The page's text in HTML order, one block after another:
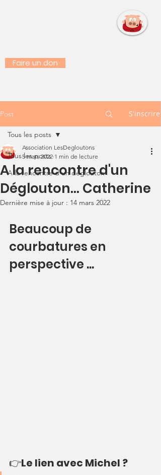
Faire un don
Post S'inscrire
Tous les posts
A la rencontre d'un déglouton
Tous les posts
A la rencontre d'un
Déglouton... Catherine
Association LesDegloutons
5 mars 2022 1 min de lecture
Dernière mise à jour : 14 mars 2022
Beaucoup de
courbatures en
perspective ...
👉Le lien avec Michel ?